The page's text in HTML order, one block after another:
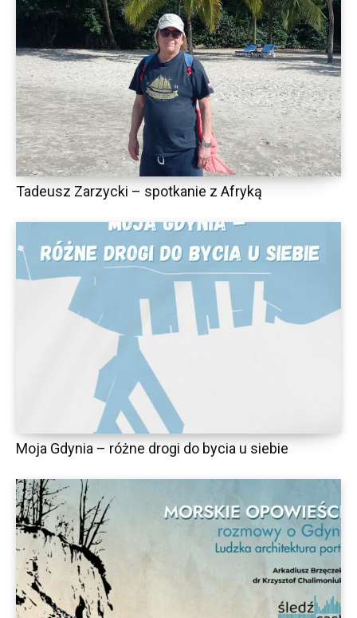
Tadeusz Zarzycki – spotkanie z Afryką
Moja Gdynia – różne drogi do bycia u siebie